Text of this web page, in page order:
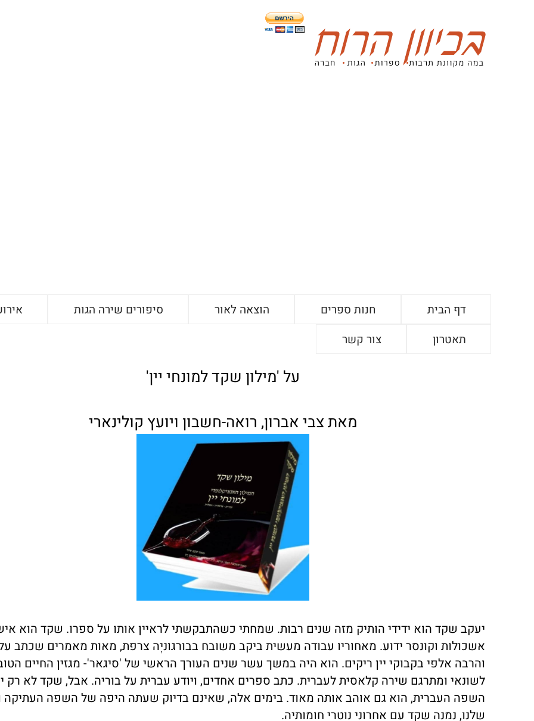
דף הבית חנות ספרים הוצאה לאור סיפורים שירה הגות
תאטרון
צור קשר
על 'מילון שקד למונחי יין'
מאת צבי אברון, רואה-חשבון ויועץ קולינארי
יעקב שקד הוא ידידי הותיק מזה שנים רבות. שמחתי כשהתבקשתי לראיין אותו על ספרו. שקד הוא
אשכולות וקונסר ידוע. מאחוריו עבודה מעשית ביקב משובח בבורגוניְה צרפת, מאות מאמרים שכתב על
והרבה אלפי בקבוקי יין ריקים. הוא היה במשך עשר שנים העורך הראשי של 'סיגאר'- מגזין החיים
לשונאי ומתרגם שירה קלאסית לעברית. כתב ספרים אחדים, ויודע עברית על בוריה. אבל, שקד לא רק
השפה העברית, הוא גם אוהב אותה מאוד. בימים אלה, שאינם בדיוק שעתה היפה של השפה העתיקה
שלנו, נמנה שקד עם אחרוני נוטרי חומותיה.